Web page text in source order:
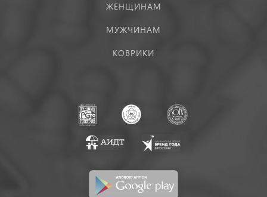
ЖЕНЩИНАМ
МУЖЧИНАМ
КОВРИКИ